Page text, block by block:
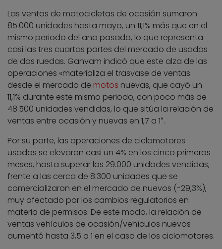
Las ventas de motocicletas de ocasión sumaron
85.000 unidades hasta mayo, un 11,1% más que en el
mismo periodo del año pasado, lo que representa
casi las tres cuartas partes del mercado de usados
de dos ruedas. Ganvam indicó que este alza de las
operaciones «materializa el trasvase de ventas
desde el mercado de motos nuevas, que cayó un
11,1% durante este mismo periodo, con poco más de
48.500 unidades vendidas, lo que sitúa la relación de
ventas entre ocasión y nuevas en 1,7 a 1″.
Por su parte, las operaciones de ciclomotores
usados se elevaron casi un 4% en los cinco primeros
meses, hasta superar las 29.000 unidades vendidas,
frente a las cerca de 8.300 unidades que se
comercializaron en el mercado de nuevos (-29,3%),
muy afectado por los cambios regulatorios en
materia de permisos. De este modo, la relación de
ventas vehículos de ocasión/vehículos nuevos
aumentó hasta 3,5 a 1 en el caso de los ciclomotores.